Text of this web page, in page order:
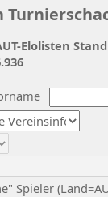
Spieler
Elolisten